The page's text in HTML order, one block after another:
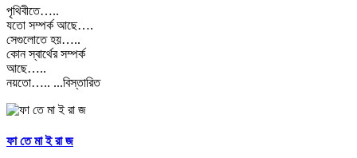
পৃথিবীতে…..
যতো সম্পর্ক আছে….
সেগুলোতে হয়…..
কোন স্বার্থের সম্পর্ক
আছে…..
নয়তো….. ...বিস্তারিত
ফা তে মা ই রা জ